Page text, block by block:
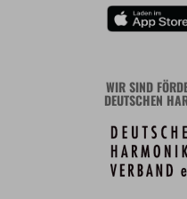
WIR SIND
DEUTSCHEN